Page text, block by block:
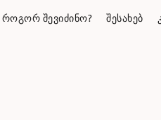
ᲠᲝᲒᲝᲠ ᲨᲔᲕᲘᲫᲘᲜᲝ? ᲨᲔᲡᲐᲮᲔᲑ